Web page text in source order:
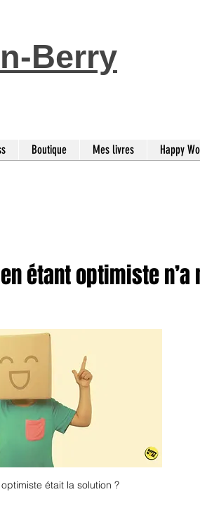
Berry
Boutique Mes livres Happy
étant optimiste n’a
était la solution ?